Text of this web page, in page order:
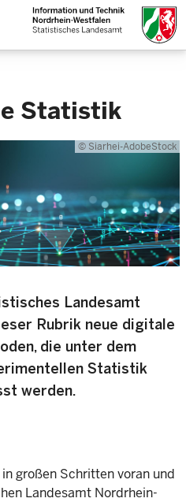
Statistik
© Siarhei-AdobeStock
Landesamt
Rubrik neue digitale
die unter dem
Statistik
werden.
großen Schritten voran und
Landesamt Nordrhein-